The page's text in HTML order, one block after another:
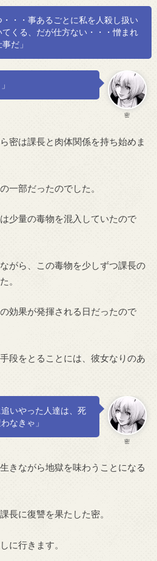
・・・事あるごとに私を人殺し扱い
てくる、だが仕方ない・・・憎まれ
だ」
密
密は課長と肉体関係を持ち始めま
一部だったのでした。
少量の毒物を混入していたので
がら、この毒物を少しずつ課長の
。
効果が発揮される日だったので
段をとることには、彼女なりのあ
密
いやった人達は、死
なきゃ」
きながら地獄を味わうことになる
長に復讐を果たした密。
に行きます。